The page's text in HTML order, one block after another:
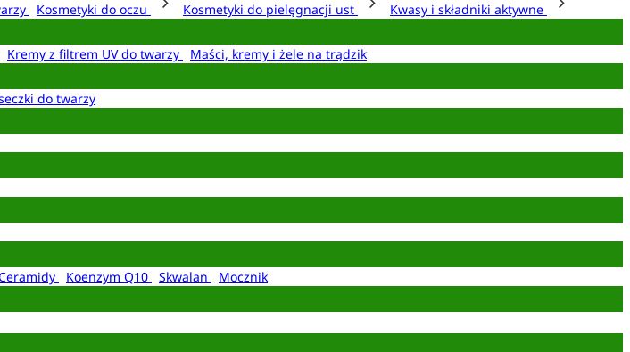
Kosmetyki do oczu Kosmetyki do pielęgnacji ust
Kwasy i składniki aktywne
Kremy z filtrem UV do twarzy
Maści, kremy i żele na trądzik
do twarzy
Koenzym Q10 Skwalan
Mocznik